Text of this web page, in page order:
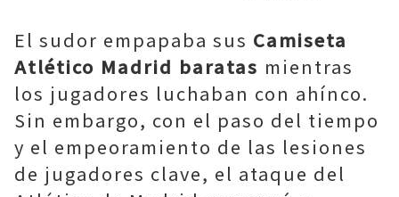
El sudor empapaba sus Camiseta
Atlético Madrid baratas mientras
los jugadores luchaban con ahínco.
Sin embargo, con el paso del tiempo
y el empeoramiento de las lesiones
de jugadores clave, el ataque del